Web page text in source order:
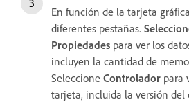
En función de la tarjeta
diferentes pestañas.
Propiedades para ver los
incluyen la cantidad de
Seleccione Controlador para
tarjeta, incluida la versión del